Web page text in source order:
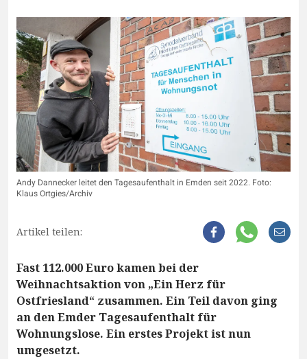
Andy Dannecker leitet den Tagesaufenthalt in Emden seit 2022. Foto:
Klaus Ortgies/Archiv
Artikel teilen:
Fast 112.000 Euro kamen bei der
Weihnachtsaktion von „Ein Herz für
Ostfriesland“ zusammen. Ein Teil davon ging
an den Emder Tagesaufenthalt für
Wohnungslose. Ein erstes Projekt ist nun
umgesetzt.